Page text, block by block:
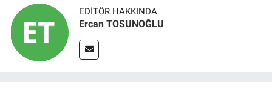
EDITÖR HAKKINDA
Ercan TOSUNOĞLU